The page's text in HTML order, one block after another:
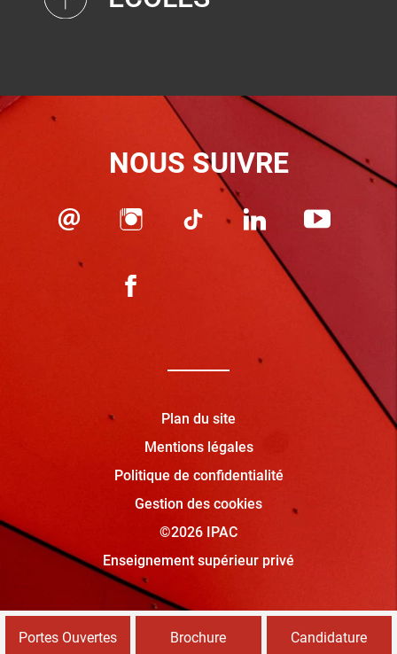
NOUS SUIVRE
Plan du site
Mentions légales
Politique de confidentialité
Gestion des cookies
©2026 IPAC
Enseignement supérieur privé
Portes Ouvertes Brochure Candidature